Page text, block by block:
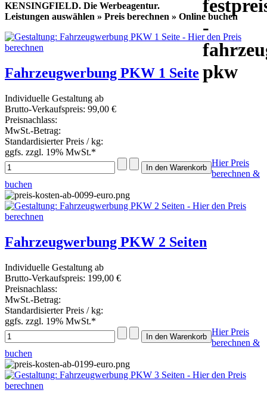
KENSINGFIELD. Die Werbeagentur.
Leistungen auswählen » Preis berechnen » Online buchen
Fahrzeugwerbung PKW 1 Seite
Individuelle Gestaltung ab
Brutto-Verkaufspreis: 99,00 €
Preisnachlass:
MwSt.-Betrag:
Standardisierter Preis / kg:
ggfs. zzgl. 19% MwSt.*
Hier Preis
berechnen &
buchen
Fahrzeugwerbung PKW 2 Seiten
Individuelle Gestaltung ab
Brutto-Verkaufspreis: 199,00 €
Preisnachlass:
MwSt.-Betrag:
Standardisierter Preis / kg:
ggfs. zzgl. 19% MwSt.*
Hier Preis
berechnen &
buchen